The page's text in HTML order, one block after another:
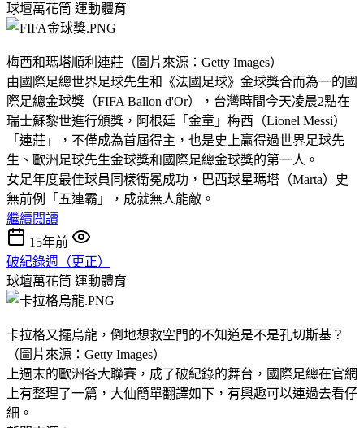
球壇萬花筒 運動體育
梅西和瑪塔順利連莊（圖片來源：Getty Images）
由國際足總世界足球先生和《法國足球》金球獎合而為一的國
際足總金球獎（FIFA Ballon d'Or），台灣時間今天凌晨2點在
瑞士蘇黎世進行頒獎，阿根廷「金童」梅西（Lionel Messi）
「連莊」，不僅成為首屆得主，也是史上贏得過世界足球先
生、歐洲足球先生金球獎和國際足總金球獎的第一人。
女足年度最佳球員同樣衛冕成功，巴西球星瑪塔（Marta）史
無前例「五連霸」，成就無人能敵。
繼續閱讀
15年前
破紀錄週（更正）
球壇萬花筒 運動體育
卡拉格又擺烏龍，倒地想救空門的不知道是不是孔切斯基？
（圖片來源：Getty Images）
上週末的歐洲各大聯賽，成了破紀錄的舞台，國際足總在官網
上有整理了一篇，大仙簡單翻譯如下，有興趣可以連過去看仔
細。